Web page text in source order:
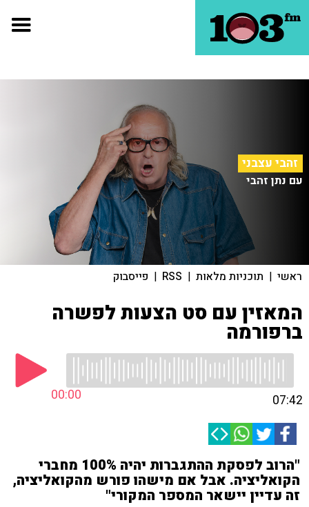
זהבי עצבני
עם נתן זהבי
ראשי | תוכניות מלאות |
RSS
| פייסבוק
המאזין עם סט הצעות לפשרה
ברפורמה
00:00 07:42
"הרוב לפסקת ההתגברות יהיה 100% מחברי
הקואליציה. אבל אם מישהו פורש מהקואליציה,
זה עדיין יישאר המספר המקורי"